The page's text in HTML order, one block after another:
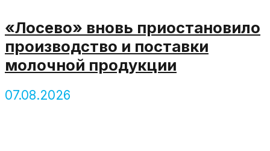
«Лосево» вновь приостановило
производство и поставки
молочной продукции
07.08.2026